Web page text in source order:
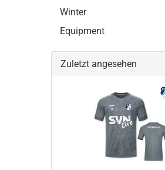
Winter
Equipment
Zuletzt angesehen